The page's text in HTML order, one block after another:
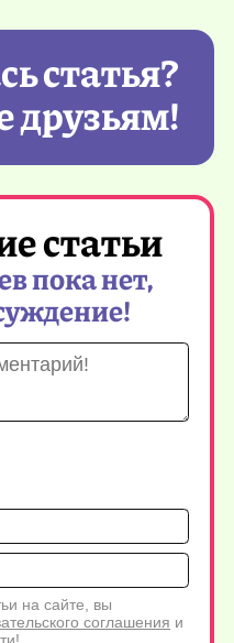
статья?
друзьям!
статьи
пока нет,
Имя*
на сайте, вы
соглашения и
!